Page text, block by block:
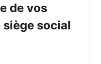
de vos
social